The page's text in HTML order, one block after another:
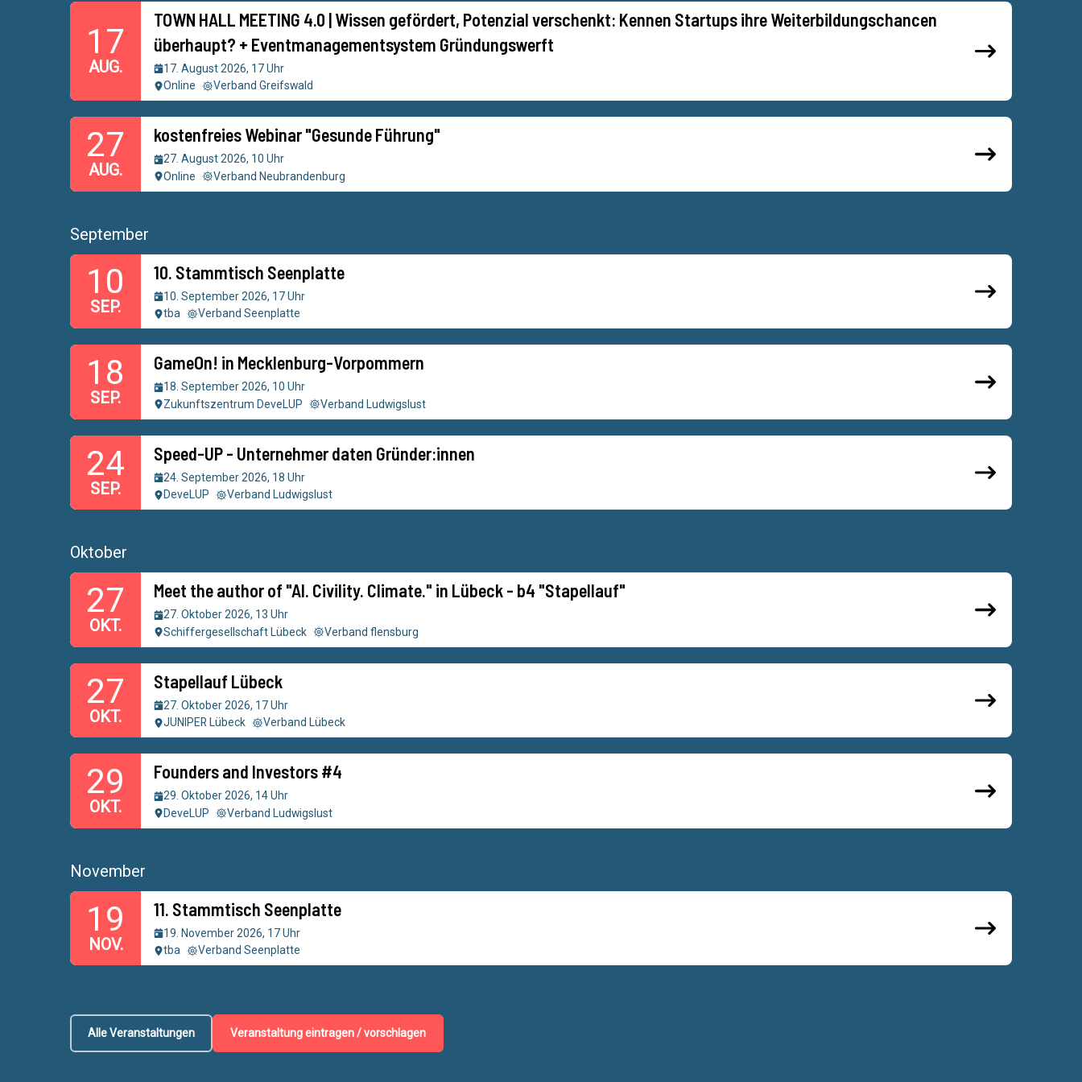
17
AUG.
TOWN HALL MEETING 4.0 | Wissen gefördert, Potenzial verschenkt: Kennen Startups ihre Weiterbildungschancen
überhaupt? + Eventmanagementsystem Gründungswerft
17. August 2026, 17 Uhr
Online
Verband Greifswald
27
AUG.
kostenfreies Webinar "Gesunde Führung"
27. August 2026, 10 Uhr
Online
Verband Neubrandenburg
September
10
SEP.
10. Stammtisch Seenplatte
10. September 2026, 17 Uhr
tba
Verband Seenplatte
18
SEP.
GameOn! in Mecklenburg-Vorpommern
18. September 2026, 10 Uhr
Zukunftszentrum DeveLUP
Verband Ludwigslust
24
SEP.
Speed-UP - Unternehmer daten Gründer:innen
24. September 2026, 18 Uhr
DeveLUP
Verband Ludwigslust
Oktober
27
OKT.
Meet the author of "AI. Civility. Climate." in Lübeck - b4 "Stapellauf"
27. Oktober 2026, 13 Uhr
Schiffergesellschaft Lübeck
Verband flensburg
27
OKT.
Stapellauf Lübeck
27. Oktober 2026, 17 Uhr
JUNIPER Lübeck
Verband Lübeck
29
OKT.
Founders and Investors #4
29. Oktober 2026, 14 Uhr
DeveLUP
Verband Ludwigslust
November
19
NOV.
11. Stammtisch Seenplatte
19. November 2026, 17 Uhr
tba
Verband Seenplatte
Alle Veranstaltungen Veranstaltung eintragen / vorschlagen